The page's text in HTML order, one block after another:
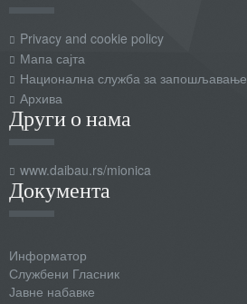
Пошаљите копију себи
Пошаљи
Privacy and cookie policy
Мапа сајта
Национална служба за запошљавање
Архива
Други о нама
www.daibau.rs/mionica
Документа
Информатор
Службени Гласник
Јавне набавке